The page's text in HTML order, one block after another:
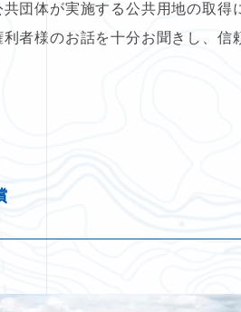
共団体が実施する公共用地の取得
利者様のお話を十分お聞きし、信